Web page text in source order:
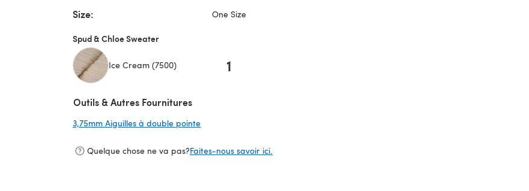
Size: One Size
Spud & Chloe Sweater
Ice Cream (7500) 1
Outils & Autres Fournitures
3,75mm Aiguilles à double pointe
Quelque chose ne va pas?Faites-nous savoir ici.